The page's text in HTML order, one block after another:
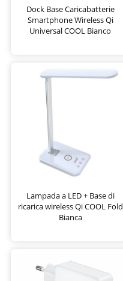
Dock Base Caricabatterie
Smartphone Wireless Qi
Universal COOL Bianco
Lampada a LED + Base di
ricarica wireless Qi COOL Fold
Bianca